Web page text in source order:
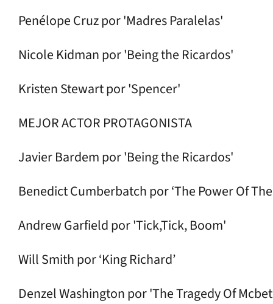
Penélope Cruz por 'Madres Paralelas'
Nicole Kidman por 'Being the Ricardos'
Kristen Stewart por 'Spencer'
MEJOR ACTOR PROTAGONISTA
Javier Bardem por 'Being the Ricardos'
Benedict Cumberbatch por ‘The Power Of
Andrew Garfield por 'Tick,Tick, Boom'
Will Smith por ‘King Richard’
Denzel Washington por 'The Tragedy Of